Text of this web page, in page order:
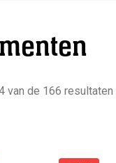
van de 166